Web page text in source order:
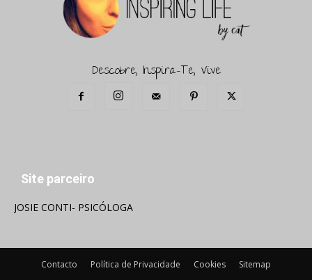
Descobre, Inspira-Te, Vive
Site parceiro
JOSIE CONTI- PSICÓLOGA
Contacto Política de Privacidade Cookies Sitemap